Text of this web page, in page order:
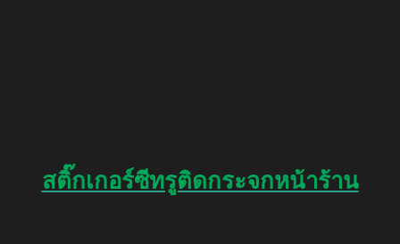
สติ๊กเกอร์ซีทรูติดกระจกหน้าร้าน